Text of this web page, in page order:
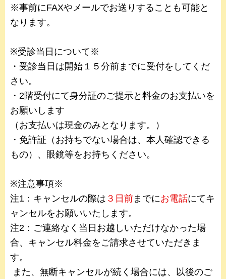
※事前にFAXやメールでお送りすることも可能と
なります。
※受診当日について※
・受診当日は開始１５分前までに受付をしてくだ
さい。
・2階受付にて身分証のご提示と料金のお支払いを
お願いします
（お支払いは現金のみとなります。）
・免許証（お持ちでない場合は、本人確認できる
もの）、眼鏡等をお持ちください。
※注意事項※
注1：キャンセルの際は ３日前までにお電話にてキ
ャンセルをお願いいたします。
注2：ご連絡なく当日お越しいただけなかった場
合、キャンセル料金をご請求させていただきま
す。
また、無断キャンセルが続く場合には、以後のご